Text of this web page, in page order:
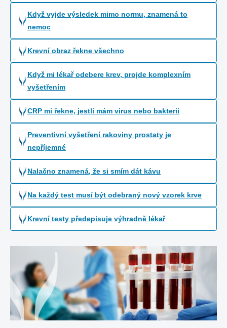
Když vyjde výsledek mimo normu, znamená to
nemoc
Krevní obraz řekne všechno
Když mi lékař odebere krev, projde komplexním
vyšetřením
CRP mi řekne, jestli mám virus nebo bakterii
Preventivní vyšetření rakoviny prostaty je
nepříjemné
Nalačno znamená, že si smím dát kávu
Na každý test musí být odebraný nový vzorek krve
Krevní testy předepisuje výhradně lékař